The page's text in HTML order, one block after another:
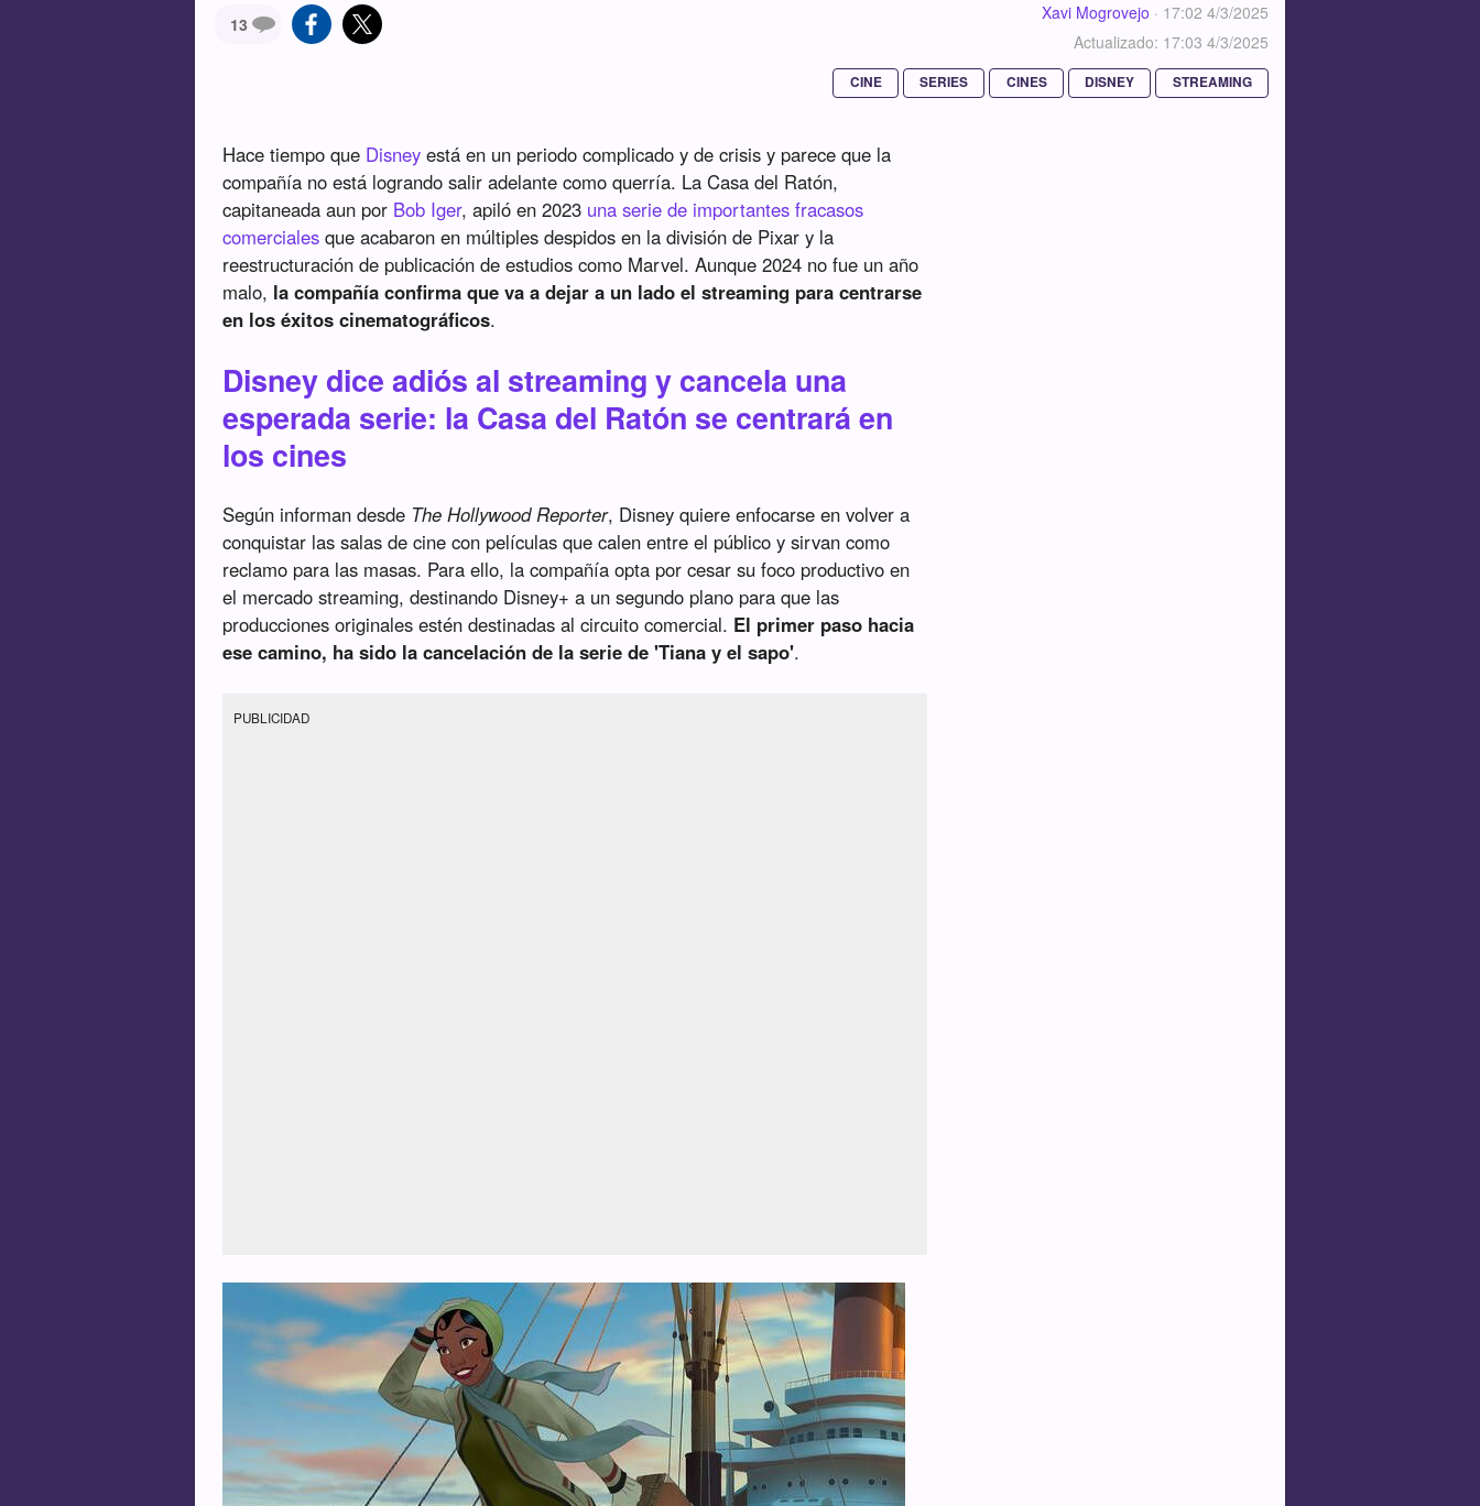
13
Xavi Mogrovejo · 17:02 4/3/2025
Actualizado: 17:03 4/3/2025
CINE SERIES CINES DISNEY STREAMING
Hace tiempo que Disney está en un periodo complicado y de crisis y parece que la
compañía no está logrando salir adelante como querría. La Casa del Ratón,
capitaneada aun por Bob Iger, apiló en 2023 una serie de importantes fracasos
comerciales que acabaron en múltiples despidos en la división de Pixar y la
reestructuración de publicación de estudios como Marvel. Aunque 2024 no fue un año
malo, la compañía confirma que va a dejar a un lado el streaming para centrarse
en los éxitos cinematográficos.
Disney dice adiós al streaming y cancela una
esperada serie: la Casa del Ratón se centrará en
los cines
Según informan desde The Hollywood Reporter, Disney quiere enfocarse en volver a
conquistar las salas de cine con películas que calen entre el público y sirvan como
reclamo para las masas. Para ello, la compañía opta por cesar su foco productivo en
el mercado streaming, destinando Disney+ a un segundo plano para que las
producciones originales estén destinadas al circuito comercial. El primer paso hacia
ese camino, ha sido la cancelación de la serie de 'Tiana y el sapo'.
PUBLICIDAD